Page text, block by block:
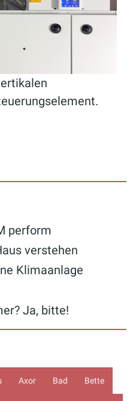
perform
verstehen
Klimaanlage
Ja, bitte!
Axor Bad Bette